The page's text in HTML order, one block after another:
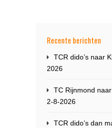
Recente berichten
TCR dido’s naar
2026
TC Rijnmond
2-8-2026
TCR dido’s dan